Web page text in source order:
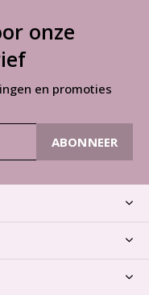
onze
en promoties
ABONNEER